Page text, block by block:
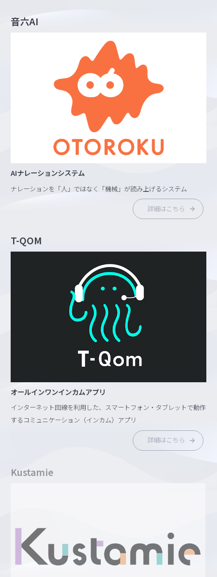
音六AI
AIナレーションシステム
ナレーションを「人」ではなく「機械」が読み上げるシステム
詳細はこちら
T-QOM
オールインワンインカムアプリ
インターネット回線を利用した、スマートフォン・タブレットで動作
するコミュニケーション（インカム）アプリ
詳細はこちら
Kustamie